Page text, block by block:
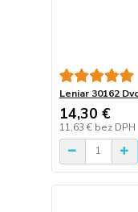
Leniar 30162
14,30 €
11,63 € bez DPH